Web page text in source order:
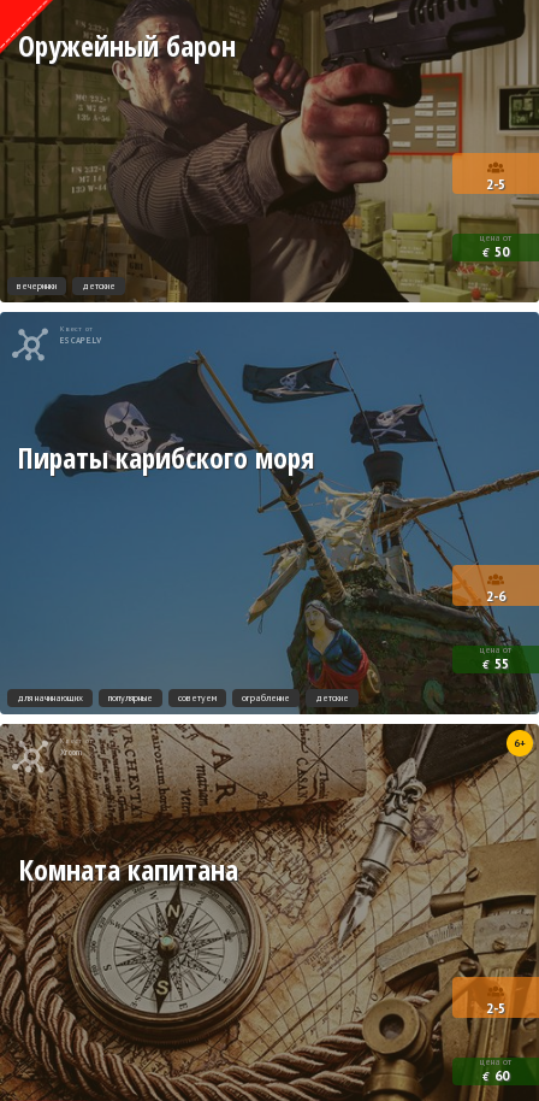
2-5
цена от
€ 50
Оружейный барон
вечеринки детские
Квест от
ESCAPE.LV
2-6
цена от
€ 55
Пираты карибского моря
для начинающих популярные советуем ограбление детские
Квест от
Xroom
6+
2-5
цена от
€ 60
Комната капитана